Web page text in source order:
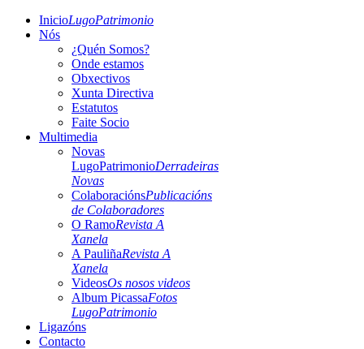
InicioLugoPatrimonio
Nós
¿Quén Somos?
Onde estamos
Obxectivos
Xunta Directiva
Estatutos
Faite Socio
Multimedia
Novas
LugoPatrimonioDerradeiras
Novas
ColaboraciónsPublicacións
de Colaboradores
O RamoRevista A
Xanela
A PauliñaRevista A
Xanela
VideosOs nosos videos
Album PicassaFotos
LugoPatrimonio
Ligazóns
Contacto